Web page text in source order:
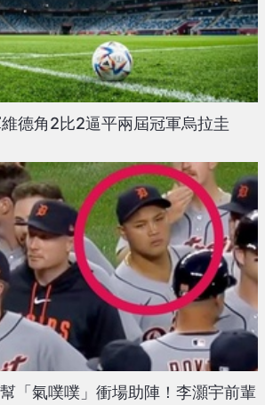
德角2比2逼平兩屆冠軍烏拉圭
「氣噗噗」衝場助陣！李灝宇前輩